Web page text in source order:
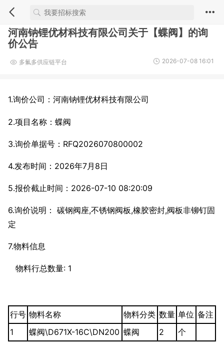
河南钠锂优材科技有限公司关于【蝶阀】的询
价公告
多氟多供应链平台 2026-07-08 16:01
1.询价公司：河南钠锂优材科技有限公司
2.项目名称：蝶阀
3.询价单据号：RFQ2026070800002
4.发布时间：2026年7月8日
5.报价截止时间：2026-07-10 08:20:09
6.询价说明： 碳钢阀座,不锈钢阀板,橡胶密封,阀板非铆钉固
定
7.物料信息
物料行总数量: 1
行号 物料名称 物料分类 数量 单位 备注
1
蝶阀\D671X-16C\DN200 蝶阀 2 个